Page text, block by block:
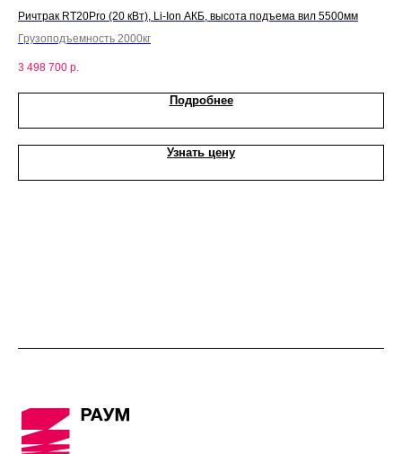
Ричтрак RT20Pro (20 кВт), Li-Ion АКБ, высота подъема вил 5500мм
Грузоподъемность 2000кг
3 498 700 р.
Подробнее
Узнать цену